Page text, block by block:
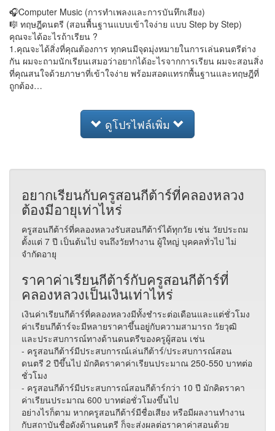
🎧Computer Music (การทำเพลงและการบันทึกเสียง)
🎼 ทฤษฎีดนตรี (สอนพื้นฐานแบบเข้าใจง่าย แบบ Step by Step)
คุณจะได้อะไรถ้าเรียน ?
1.คุณจะได้สิ่งที่คุณต้องการ ทุกคนมีจุดมุ่งหมายในการเล่นดนตรีต่าง
กัน ผมจะถามนักเรียนเสมอว่าอยากได้อะไรจากการเรียน ผมจะสอนสิ่ง
ที่คุณสนใจด้วยภาษาที่เข้าใจง่าย พร้อมสอดแทรกพื้นฐานและทฤษฎีที่
ถูกต้อง…
ดูโปรไฟล์เพิ่ม
อยากเรียนกับครูสอนกีต้าร์ที่คลองหลวง
ต้องมีอายุเท่าไหร่
ครูสอนกีต้าร์ที่คลองหลวงรับสอนกีต้าร์ได้ทุกวัย เช่น วัยประถม
ตั้งแต่ 7 ปี เป็นต้นไป จนถึงวัยทำงาน ผู้ใหญ่ บุคคลทั่วไป ไม่
จำกัดอายุ
ราคาค่าเรียนกีต้าร์กับครูสอนกีต้าร์ที่
คลองหลวงเป็นเงินเท่าไหร่
เงินค่าเรียนกีต้าร์ที่คลองหลวงมีทั้งชำระต่อเดือนและแต่ชั่วโมง
ค่าเรียนกีต้าร์จะมีหลายราคาขึ้นอยู่กับความสามารถ วัยวุฒิ
และประสบการณ์ทางด้านดนตรีของครูผู้สอน เช่น
- ครูสอนกีต้าร์มีประสบการณ์เล่นกีต้าร์/ประสบการณ์สอน
ดนตรี 2 ปีขึ้นไป มักคิดราคาค่าเรียนประมาณ 250-550 บาทต่อ
ชั่วโมง
- ครูสอนกีต้าร์มีประสบการณ์สอนกีต้าร์กว่า 10 ปี มักคิดราคา
ค่าเรียนประมาณ 600 บาทต่อชั่วโมงขึ้นไป
อย่างไรก็ตาม หากครูสอนกีต้าร์มีชื่อเสียง หรือมีผลงานทำงาน
กับสถาบันชื่อดังด้านดนตรี ก็จะส่งผลต่อราคาค่าสอนด้วย